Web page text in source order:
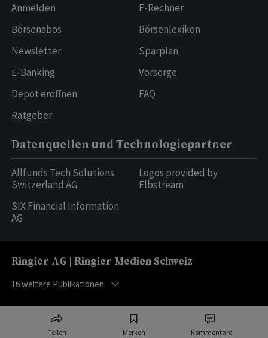
Teilen Merken Kommentare
Anmelden
Börsenabos
Newsletter
E-Banking
Depot eröffnen
Ratgeber
E-Rechner
Börsenlexikon
Sparplan
Vorsorge
FAQ
Datenquellen und Technologiepartner
Allfunds Tech Solutions
Switzerland AG
SIX Financial Information
AG
Logos provided by
Elbstream
Ringier AG | Ringier Medien Schweiz
16weitere Publikationen